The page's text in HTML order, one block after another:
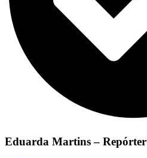
Eduarda Martins – Repórter